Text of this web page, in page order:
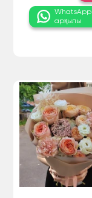
WhatsApp
арқылы